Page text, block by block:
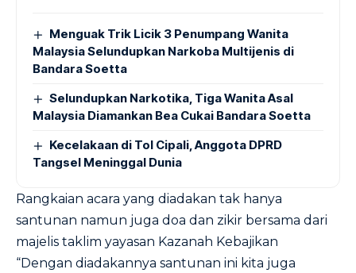
Menguak Trik Licik 3 Penumpang Wanita
Malaysia Selundupkan Narkoba Multijenis di
Bandara Soetta
Selundupkan Narkotika, Tiga Wanita Asal
Malaysia Diamankan Bea Cukai Bandara Soetta
Kecelakaan di Tol Cipali, Anggota DPRD
Tangsel Meninggal Dunia
Rangkaian acara yang diadakan tak hanya
santunan namun juga doa dan zikir bersama dari
majelis taklim yayasan Kazanah Kebajikan
“Dengan diadakannya santunan ini kita juga